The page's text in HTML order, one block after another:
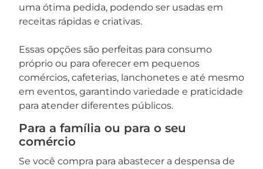
uma ótima pedida, podendo ser usadas em
receitas rápidas e criativas.
Essas opções são perfeitas para consumo
próprio ou para oferecer em pequenos
comércios, cafeterias, lanchonetes e até mesmo
em eventos, garantindo variedade e praticidade
para atender diferentes públicos.
Para a família ou para o seu
comércio
Se você compra para abastecer a despensa de